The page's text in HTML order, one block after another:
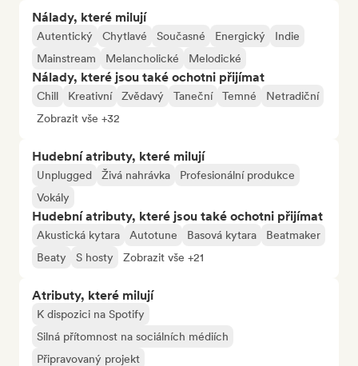
Nálady, které milují
Autentický Chytlavé Současné Energický
Indie
Mainstream
Melancholické Melodické
Nálady, které jsou také ochotni přijímat
Chill Kreativní Zvědavý Taneční Temné
Netradiční
Zobrazit vše +32
Hudební atributy, které milují
Unplugged Živá nahrávka
Profesionální produkce
Vokály
Hudební atributy, které jsou také ochotni přijímat
Akustická kytara Autotune Basová kytara
Beatmaker
Beaty
S hosty Zobrazit vše +21
Atributy, které milují
K dispozici na Spotify
Silná přítomnost na sociálních médiích
Připravovaný projekt